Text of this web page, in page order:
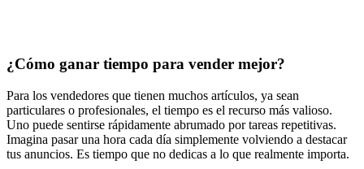
¿Cómo ganar tiempo para vender mejor?
Para los vendedores que tienen muchos artículos, ya sean
particulares o profesionales, el tiempo es el recurso más valioso.
Uno puede sentirse rápidamente abrumado por tareas repetitivas.
Imagina pasar una hora cada día simplemente volviendo a destacar
tus anuncios. Es tiempo que no dedicas a lo que realmente importa.